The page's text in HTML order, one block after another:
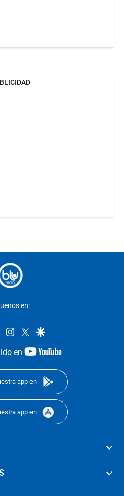
en:
facebookinstagram
twittergoogle
en
youtube-
app en
app en